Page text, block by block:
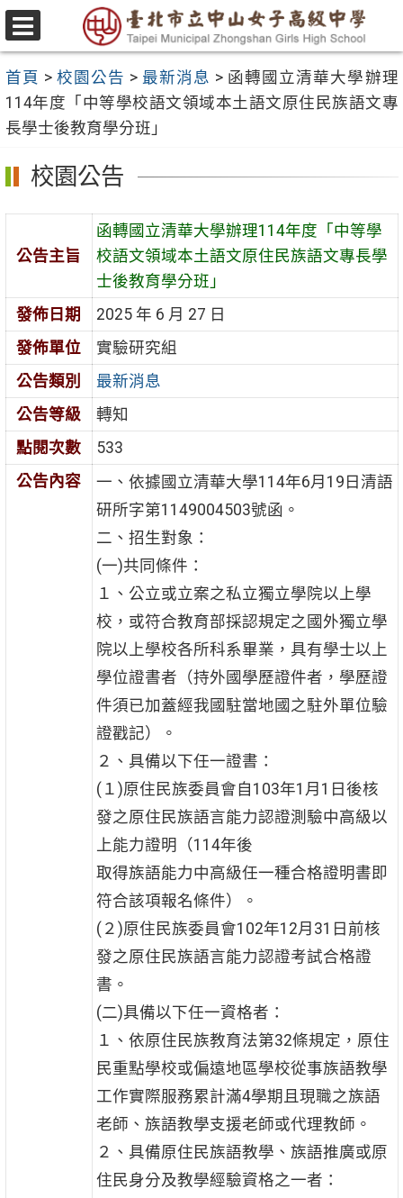
跳
至
要
內
容
區
選
單
首頁 > 校園公告 > 最新消息 > 函轉國立清華大學辦理
114年度「中等學校語文領域本土語文原住民族語文專
長學士後教育學分班」
校園公告
公告主旨
函轉國立清華大學辦理114年度「中等學
校語文領域本土語文原住民族語文專長學
士後教育學分班」
發佈日期
2025 年 6 月 27 日
發佈單位
實驗研究組
公告類別
最新消息
公告等級
轉知
點閱次數
533
公告內容
一、依據國立清華大學114年6月19日清語
研所字第1149004503號函。
二、招生對象：
(一)共同條件：
１、公立或立案之私立獨立學院以上學
校，或符合教育部採認規定之國外獨立學
院以上學校各所科系畢業，具有學士以上
學位證書者（持外國學歷證件者，學歷證
件須已加蓋經我國駐當地國之駐外單位驗
證戳記）。
２、具備以下任一證書：
(１)原住民族委員會自103年1月1日後核
發之原住民族語言能力認證測驗中高級以
上能力證明（114年後
取得族語能力中高級任一種合格證明書即
符合該項報名條件）。
(２)原住民族委員會102年12月31日前核
發之原住民族語言能力認證考試合格證
書。
(二)具備以下任一資格者：
１、依原住民族教育法第32條規定，原住
民重點學校或偏遠地區學校從事族語教學
工作實際服務累計滿4學期且現職之族語
老師、族語教學支援老師或代理教師。
２、具備原住民族語教學、族語推廣或原
住民身分及教學經驗資格之一者：